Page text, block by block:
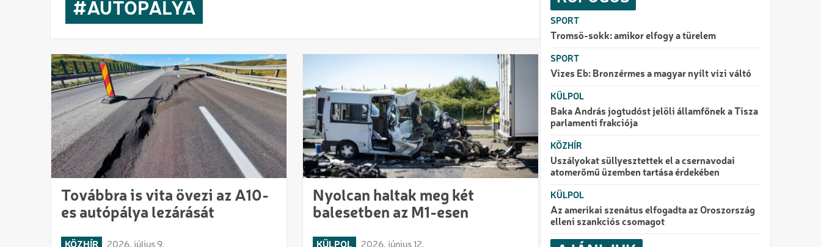
AUTÓPÁLYA
Továbbra is vita övezi az A10-
es autópálya lezárását
KÖZHÍR 2026. július 9.
Nyolcan haltak meg két
balesetben az M1-esen
KÜLPOL 2026. június 12.
SPORT
Tromsö-sokk: amikor elfogy a türelem
SPORT
Vizes Eb: Bronzérmes a magyar nyílt vízi váltó
KÜLPOL
Baka András jogtudóst jelöli államfőnek a Tisza
parlamenti frakciója
KÖZHÍR
Uszályokat süllyesztettek el a csernavodai
atomerőmű üzemben tartása érdekében
KÜLPOL
Az amerikai szenátus elfogadta az Oroszország
elleni szankciós csomagot